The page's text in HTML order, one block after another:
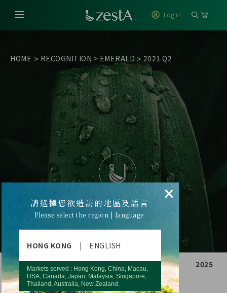
Log in
HOME > RECOGNITION > EMERALD > 2021 Q2
2021 2022 2023 2024 2025
×
請選擇您欲造訪的地區及語言
Please select the region | language
HONG KONG | ENGLISH
Markets served : Hong Kong, China, Macau,
USA, Canada, Japan, Malaysia, Singapore,
Thailand, Australia, New Zealand.